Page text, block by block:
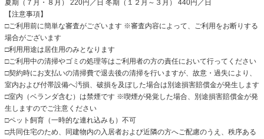
夏期（７月・８月） 220円／日 冬期（１２月～３月） 440円／日
【注意事項】
□ご利用前に簡単な審査がございます ※審査内容によって、ご利用をお断りする
場合がございます
□利用用途は居住用のみとなります
□ご利用中の清掃やゴミの処理等はご利用者の方の責任において行ってください
□契約時にお支払いの清掃費で退去後の清掃を行いますが、故意・過失により、
室内および付帯設備へ汚損、破損を及ぼした場合は別途損害賠償金が発生します
□室内（ベランダ含む）は禁煙です ※喫煙が発覚した場合、別途損害賠償金が発
生しますのでご注意ください
□ペット飼育（一時的な連れ込みも）不可
□共同住宅のため、同建物内の入居者および近隣の方へご配慮のうえ、秩序ある